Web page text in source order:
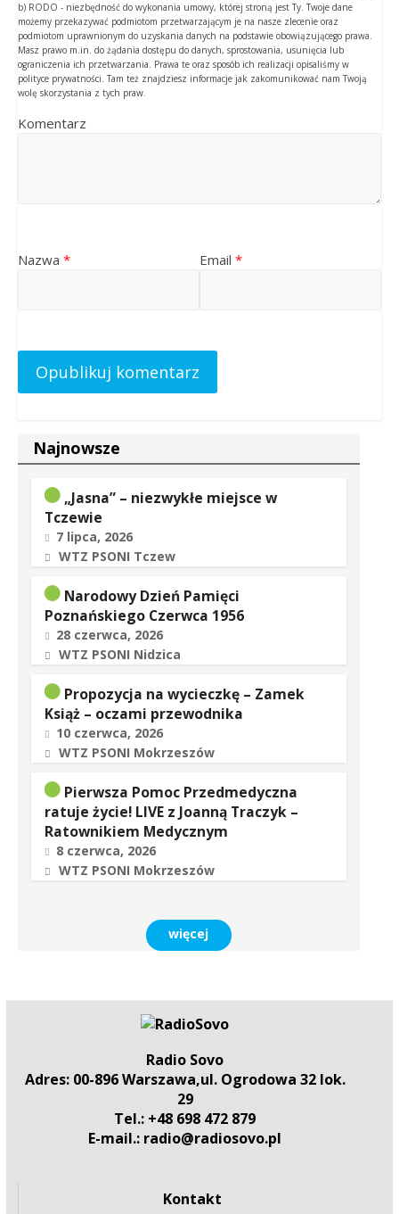
b) RODO - niezbędność do wykonania umowy, której stroną jest Ty. Twoje dane
możemy przekazywać podmiotom przetwarzającym je na nasze zlecenie oraz
podmiotom uprawnionym do uzyskania danych na podstawie obowiązującego prawa.
Masz prawo m.in. do żądania dostępu do danych, sprostowania, usunięcia lub
ograniczenia ich przetwarzania. Prawa te oraz sposób ich realizacji opisaliśmy w
polityce prywatności. Tam też znajdziesz informacje jak zakomunikować nam Twoją
wolę skorzystania z tych praw.
Komentarz
Nazwa * Email *
Najnowsze
„Jasna” – niezwykłe miejsce w
Tczewie
7 lipca, 2026
WTZ PSONI Tczew
Narodowy Dzień Pamięci
Poznańskiego Czerwca 1956
28 czerwca, 2026
WTZ PSONI Nidzica
Propozycja na wycieczkę – Zamek
Książ – oczami przewodnika
10 czerwca, 2026
WTZ PSONI Mokrzeszów
Pierwsza Pomoc Przedmedyczna
ratuje życie! LIVE z Joanną Traczyk –
Ratownikiem Medycznym
8 czerwca, 2026
WTZ PSONI Mokrzeszów
więcej
Radio Sovo
Adres: 00-896 Warszawa,ul. Ogrodowa 32 lok.
29
Tel.: +48 698 472 879
E-mail.: radio@radiosovo.pl
Kontakt